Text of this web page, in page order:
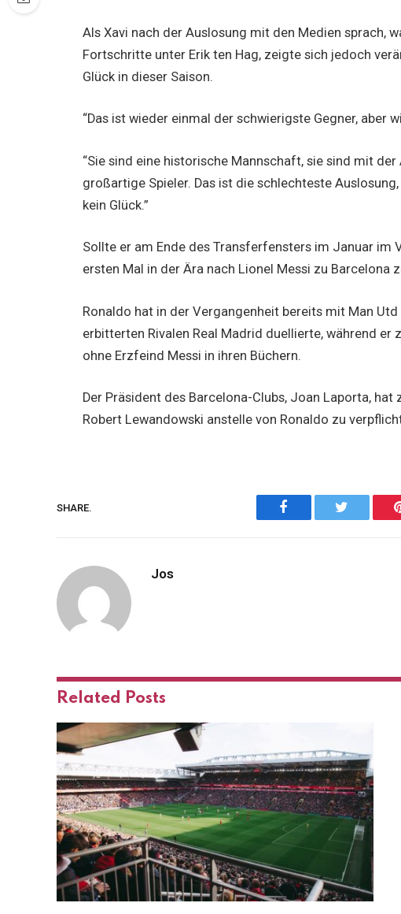
Als Xavi nach der Auslosung mit den Medien sprach,
Fortschritte unter Erik ten Hag, zeigte sich jedoch
Glück in dieser Saison.
“Das ist wieder einmal der schwierigste Gegner, aber
“Sie sind eine historische Mannschaft, sie sind mit
großartige Spieler. Das ist die schlechteste
kein Glück.”
Sollte er am Ende des Transferfensters im Januar im
ersten Mal in der Ära nach Lionel Messi zu Barcelona
Ronaldo hat in der Vergangenheit bereits mit Man
erbitterten Rivalen Real Madrid duellierte, während
ohne Erzfeind Messi in ihren Büchern.
Der Präsident des Barcelona-Clubs, Joan Laporta,
Robert Lewandowski anstelle von Ronaldo zu
SHARE. Facebook
Jos
Related Posts